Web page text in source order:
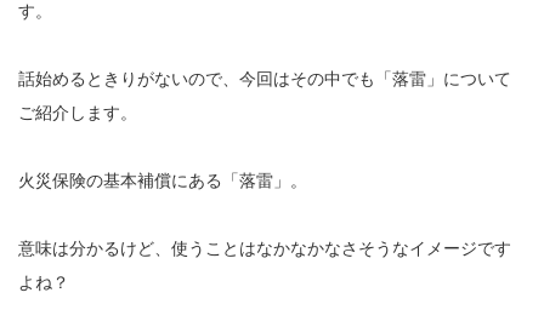
す。
話始めるときりがないので、今回はその中でも「落雷」について
ご紹介します。
火災保険の基本補償にある「落雷」。
意味は分かるけど、使うことはなかなかなさそうなイメージです
よね？